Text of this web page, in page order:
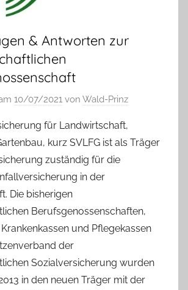
& Antworten zur
10/07/2021 von Wald-Prinz
für Landwirtschaft,
kurz SVLFG ist als Träger
zuständig für die
in der
Die bisherigen
Berufsgenossenschaften,
und Pflegekassen
der
Sozialversicherung wurden
in den neuen Träger mit der